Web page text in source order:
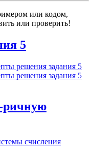
или кодом,
или проверить!
5
ричную